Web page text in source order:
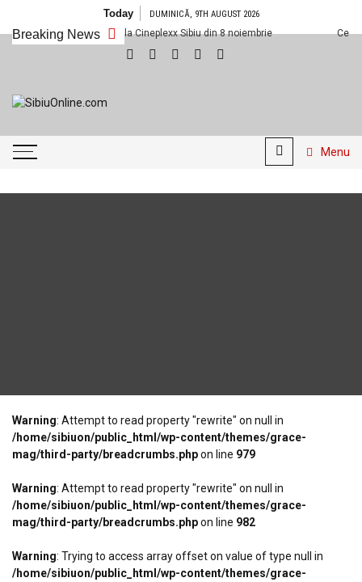
content
Today DUMINICĂ, 9TH AUGUST 2026
Breaking News
Ce filme noi vedem la Cineplexx Sibiu din 8 noiembrie Ce
Sibiu!!!
Menu
Warning: Attempt to read property "rewrite" on null in
/home/sibiuon/public_html/wp-content/themes/grace-
mag/third-party/breadcrumbs.phpon line 979
Warning: Attempt to read property "rewrite" on null in
/home/sibiuon/public_html/wp-content/themes/grace-
mag/third-party/breadcrumbs.phpon line 982
Warning: Trying to access array offset on value of type null in
/home/sibiuon/public_html/wp-content/themes/grace-